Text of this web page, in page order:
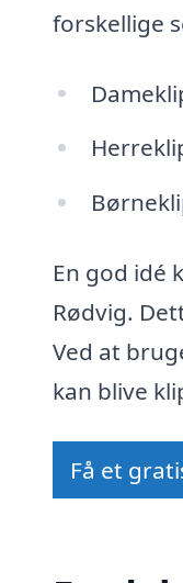
forskellige
En god idé
Rødvig.
Ved at
kan blive
Få et